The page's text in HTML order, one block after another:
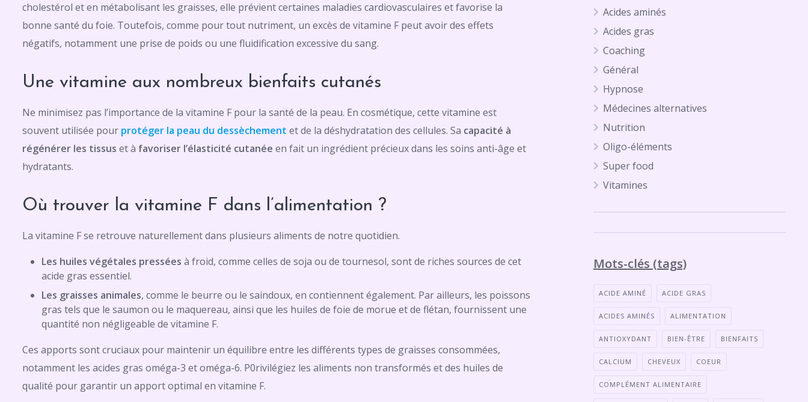
cholestérol et en métabolisant les graisses, elle prévient certaines maladies cardiovasculaires et favorise la
bonne santé du foie. Toutefois, comme pour tout nutriment, un excès de vitamine F peut avoir des effets
négatifs, notamment une prise de poids ou une fluidification excessive du sang.
Une vitamine aux nombreux bienfaits cutanés
Ne minimisez pas l’importance de la vitamine F pour la santé de la peau. En cosmétique, cette vitamine est
souvent utilisée pour protéger la peau du dessèchement et de la déshydratation des cellules. Sa capacité à
régénérer les tissus et à favoriser l’élasticité cutanée en fait un ingrédient précieux dans les soins anti-âge et
hydratants.
Où trouver la vitamine F dans l’alimentation ?
La vitamine F se retrouve naturellement dans plusieurs aliments de notre quotidien.
Les huiles végétales pressées à froid, comme celles de soja ou de tournesol, sont de riches sources de cet
acide gras essentiel.
Les graisses animales, comme le beurre ou le saindoux, en contiennent également. Par ailleurs, les poissons
gras tels que le saumon ou le maquereau, ainsi que les huiles de foie de morue et de flétan, fournissent une
quantité non négligeable de vitamine F.
Ces apports sont cruciaux pour maintenir un équilibre entre les différents types de graisses consommées,
notamment les acides gras oméga-3 et oméga-6. P0rivilégiez les aliments non transformés et des huiles de
qualité pour garantir un apport optimal en vitamine F.
Acides aminés
Acides gras
Coaching
Général
Hypnose
Médecines alternatives
Nutrition
Oligo-éléments
Super food
Vitamines
Mots-clés (tags)
ACIDE AMINÉ ACIDE GRAS
ACIDES AMINÉS ALIMENTATION
ANTIOXYDANT BIEN-ÊTRE BIENFAITS
CALCIUM CHEVEUX COEUR
COMPLÉMENT ALIMENTAIRE